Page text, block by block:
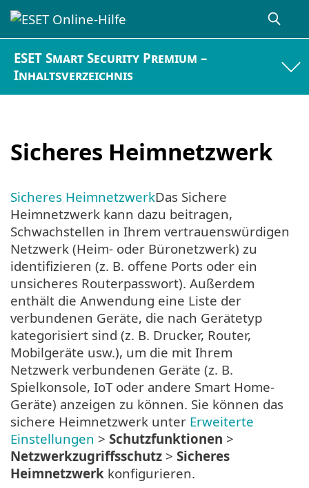
ESET Smart Security Premium –
Inhaltsverzeichnis
Sicheres Heimnetzwerk
Sicheres HeimnetzwerkDas Sichere
Heimnetzwerk kann dazu beitragen,
Schwachstellen in Ihrem vertrauenswürdigen
Netzwerk (Heim- oder Büronetzwerk) zu
identifizieren (z. B. offene Ports oder ein
unsicheres Routerpasswort). Außerdem
enthält die Anwendung eine Liste der
verbundenen Geräte, die nach Gerätetyp
kategorisiert sind (z. B. Drucker, Router,
Mobilgeräte usw.), um die mit Ihrem
Netzwerk verbundenen Geräte (z. B.
Spielkonsole, IoT oder andere Smart Home-
Geräte) anzeigen zu können. Sie können das
sichere Heimnetzwerk unter Erweiterte
Einstellungen > Schutzfunktionen >
Netzwerkzugriffsschutz > Sicheres
Heimnetzwerk konfigurieren.